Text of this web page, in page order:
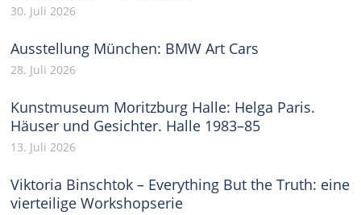
30. Juli 2026
Ausstellung München: BMW Art Cars
28. Juli 2026
Kunstmuseum Moritzburg Halle: Helga Paris.
Häuser und Gesichter. Halle 1983–85
13. Juli 2026
Viktoria Binschtok – Everything But the Truth: eine
vierteilige Workshopserie